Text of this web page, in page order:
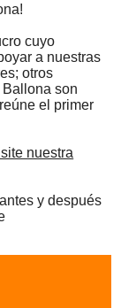
cuyo
a nuestras
otros
son
el primer
nuestra
y después